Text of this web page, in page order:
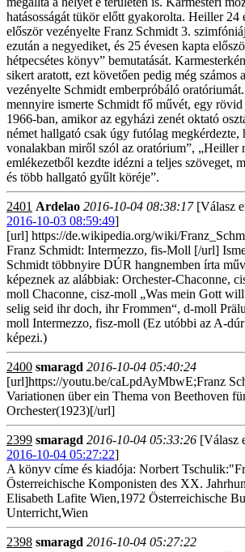
hatásosságát tükör előtt gyakorolta. Heiller 24
először vezényelte Franz Schmidt 3.
ezután a negyediket, és 25 évesen kapta
hétpecsétes könyv” bemutatását.
sikert aratott, ezt követően pedig még számos
vezényelte Schmidt emberpróbáló
mennyire ismerte Schmidt fő művét, egy
1966-ban, amikor az egyházi zenét oktató
német hallgató csak úgy futólag megkérdezte,
vonalakban miről szól az oratórium”, „Heiller
emlékezetből kezdte idézni a teljes szöveget,
és több hallgató gyűlt köréje”.
2401 Ardelao 2016-10-04 08:38:17[Válasz
2016-10-03 08:59:49]
[url] https://de.wikipedia.org/wiki/
Franz Schmidt: Intermezzo, fis-Moll [/url]
Schmidt többnyire DÚR hangnemben írta
képeznek az alábbiak: Orchester-Chaconne,
moll Chaconne, cisz-moll „Was mein Gott
selig seid ihr doch, ihr Frommen“, d-moll
moll Intermezzo, fisz-moll (Ez utóbbi az A-
képezi.)
2400 smaragd 2016-10-04 05:40:24
[url]https://youtu.be/caLpdAyMbwE;Franz
Variationen über ein Thema von Beethoven
Orchester(1923)[/url]
2399 smaragd 2016-10-04 05:33:26 [Válasz
2016-10-04 05:27:22]
A könyv címe és kiadója: Norbert
Österreichische Komponisten des XX.
Elisabeth Lafite Wien,1972 Österreichische
Unterricht,Wien
2398 smaragd 2016-10-04 05:27:22